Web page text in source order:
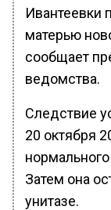
Ивантеевки
матерью
сообщает
ведомства.
Следствие
20 октября
Затем она
унитазе.